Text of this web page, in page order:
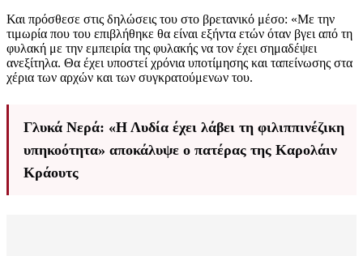
Και πρόσθεσε στις δηλώσεις του στο βρετανικό μέσο: «Με την
τιμωρία που του επιβλήθηκε θα είναι εξήντα ετών όταν βγει από τη
φυλακή με την εμπειρία της φυλακής να τον έχει σημαδέψει
ανεξίτηλα. Θα έχει υποστεί χρόνια υποτίμησης και ταπείνωσης στα
χέρια των αρχών και των συγκρατούμενων του.
Γλυκά Νερά: «Η Λυδία έχει λάβει τη φιλιππινέζικη
υπηκοότητα» αποκάλυψε ο πατέρας της Καρολάιν
Κράουτς